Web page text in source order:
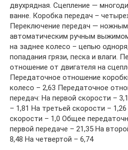
двухрядная. Сцепление —
ванне. Коробка передач –
Переключение передач —
автоматическим ручным
на заднее колесо – цепью
попадания грязи, песка и влаги.
отношение от двигателя на
Передаточное отношение
колесо – 2,63 Передаточное
передач: На первой скорости –
– 1,81 На третьей скорости –
скорости – 1,0 Общее
первой передаче – 21,35 На
8,48 На четвертой – 6,74